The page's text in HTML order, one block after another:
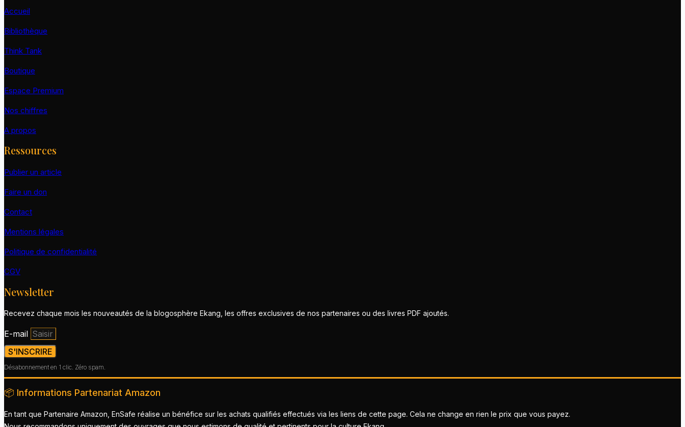
Accueil
Bibliothèque
Think Tank
Boutique
Espace Premium
Nos chiffres
A propos
Ressources
Publier un article
Faire un don
Contact
Mentions légales
Politique de confidentialité
CGV
Newsletter
Recevez chaque mois les nouveautés de la blogosphère Ekang, les offres exclusives de nos partenaires ou des livres PDF ajoutés.
E-mail
S'INSCRIRE
Désabonnement en 1 clic. Zéro spam.
📦 Informations Partenariat Amazon
En tant que Partenaire Amazon, EnSafe réalise un bénéfice sur les achats qualifiés effectués via les liens de cette page. Cela ne change en rien le prix que vous payez.